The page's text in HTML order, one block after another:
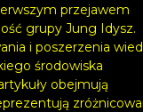
przejawem
grupy Jung Idysz.
i poszerzenia
środowiska
obejmują